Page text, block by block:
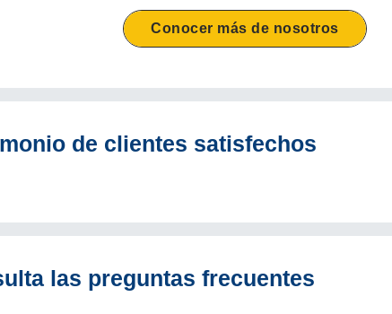
Conocer más de nosotros
de clientes satisfechos
las preguntas frecuentes